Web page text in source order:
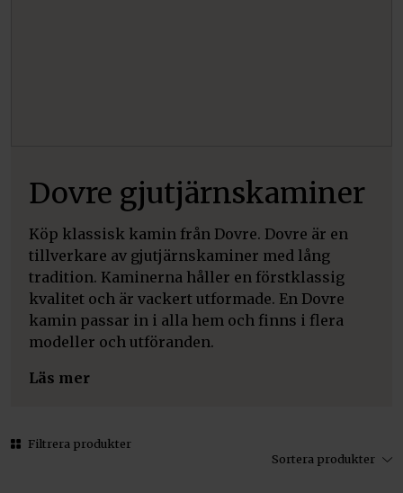
Dovre gjutjärnskaminer
Köp klassisk kamin från Dovre. Dovre är en
tillverkare av gjutjärnskaminer med lång
tradition. Kaminerna håller en förstklassig
kvalitet och är vackert utformade. En Dovre
kamin passar in i alla hem och finns i flera
modeller och utföranden.
Läs mer
Filtrera produkter
Sortera produkter